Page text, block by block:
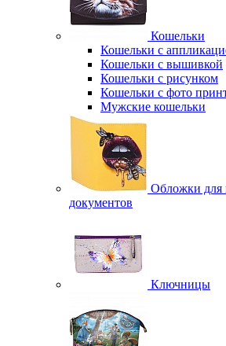
Кошельки
Кошельки с
Кошельки с вышивкой
Кошельки с рисунком
Кошельки с фото
Мужские кошельки
Обложки для
документов
Ключницы